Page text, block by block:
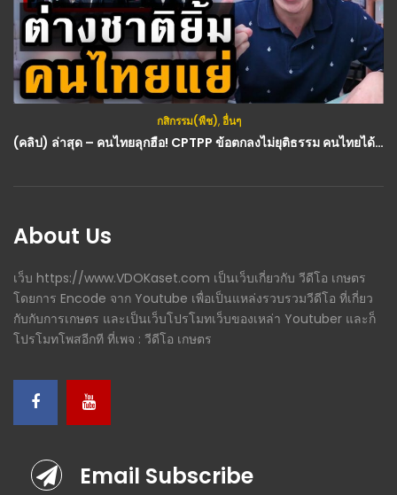
กสิกรรม(พืช),อื่นๆ
(คลิป) ล่าสุด – คนไทยลุกฮือ! CPTPP ข้อตกลงไม่ยุติธรรม คนไทยได้ไม่คุ้มเสีย!
About Us
เว็บ https://www.VDOKaset.com เป็นเว็บเกี่ยวกับ วีดีโอ เกษตร
โดยการ Encode จาก Youtube เพื่อเป็นแหล่งรวบรวมวีดีโอ ที่เกี่ยว
กับกับการเกษตร และเป็นเว็บโปรโมทเว็บของเหล่า Youtuber และก็
โปรโมทโพสอีกที ที่เพจ : วีดีโอ เกษตร
Email Subscribe